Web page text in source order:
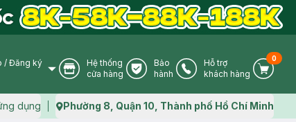
Icon
/ Đăng ký
Store Icon
Hệ thống
cửa hàng
Warranty Icon
Bảo
hành
Phone Icon
Hỗ trợ
khách hàng
Cart
0
dụng Map icon
Phường 8, Quận 10, Thành phố Hồ Chí Minh